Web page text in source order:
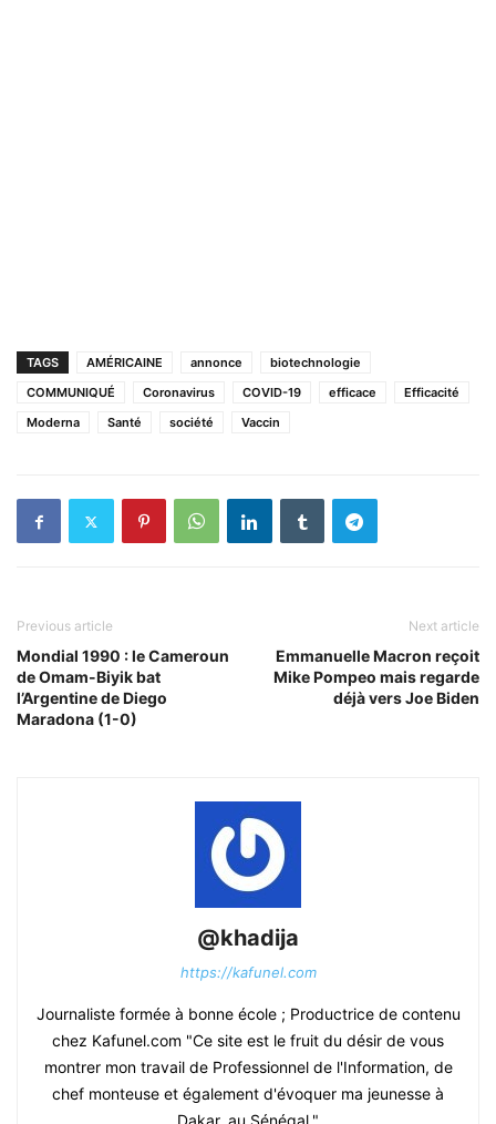
TAGS AMÉRICAINE annonce
biotechnologie
COMMUNIQUÉ
Coronavirus COVID-19 efficace
Efficacité
Moderna
Santé société Vaccin
Previous article
Mondial 1990 : le Cameroun
de Omam-Biyik bat
l’Argentine de Diego
Maradona (1-0)
Next article
Emmanuelle Macron reçoit
Mike Pompeo mais regarde
déjà vers Joe Biden
@khadija
https://kafunel.com
Journaliste formée à bonne école ; Productrice de contenu
chez Kafunel.com "Ce site est le fruit du désir de vous
montrer mon travail de Professionnel de l'Information, de
chef monteuse et également d'évoquer ma jeunesse à